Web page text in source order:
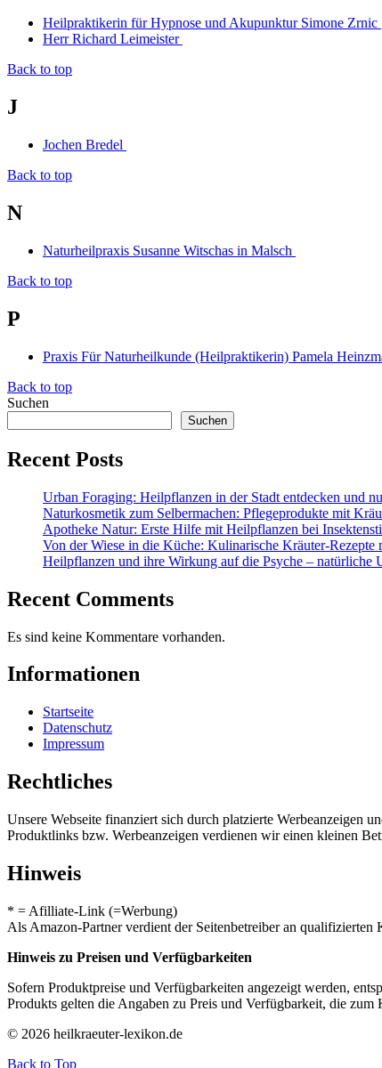
Heilpraktikerin für Hypnose und Akupunktur Simone Zrnic
Herr Richard Leimeister
Back to top
J
Jochen Bredel
Back to top
N
Naturheilpraxis Susanne Witschas in Malsch
Back to top
P
Praxis Für Naturheilkunde (Heilpraktikerin) Pamela
Back to top
Suchen
Suchen
Recent Posts
Urban Foraging: Heilpflanzen in der Stadt entdecken und
Naturkosmetik zum Selbermachen: Pflegeprodukte mit
Apotheke Natur: Erste Hilfe mit Heilpflanzen bei
Von der Wiese in die Küche: Kulinarische Kräuter-Rezepte
Heilpflanzen und ihre Wirkung auf die Psyche – natürliche
Recent Comments
Es sind keine Kommentare vorhanden.
Informationen
Startseite
Datenschutz
Impressum
Rechtliches
Unsere Webseite finanziert sich durch platzierte
Produktlinks bzw. Werbeanzeigen verdienen wir einen kleinen
Hinweis
* = Afilliate-Link (=Werbung)
Als Amazon-Partner verdient der Seitenbetreiber an qualifizierten
Hinweis zu Preisen und Verfügbarkeiten
Sofern Produktpreise und Verfügbarkeiten angezeigt werden,
Produkts gelten die Angaben zu Preis und Verfügbarkeit, die
© 2026 heilkraeuter-lexikon.de
Back to Top